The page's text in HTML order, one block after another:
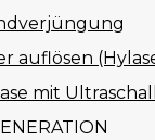
auflösen
mit Ultraschall